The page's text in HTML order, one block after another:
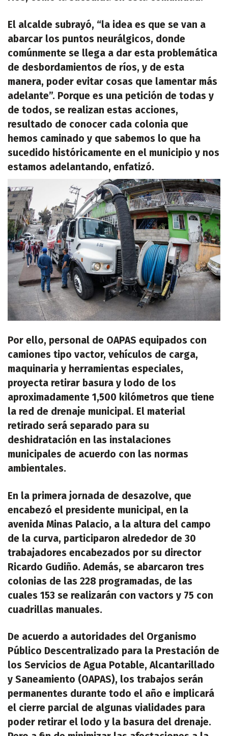
El alcalde subrayó, “la idea es que se van a
abarcar los puntos neurálgicos, donde
comúnmente se llega a dar esta problemática
de desbordamientos de ríos, y de esta
manera, poder evitar cosas que lamentar más
adelante”. Porque es una petición de todas y
de todos, se realizan estas acciones,
resultado de conocer cada colonia que
hemos caminado y que sabemos lo que ha
sucedido históricamente en el municipio y nos
estamos adelantando, enfatizó.
Por ello, personal de OAPAS equipados con
camiones tipo vactor, vehículos de carga,
maquinaria y herramientas especiales,
proyecta retirar basura y lodo de los
aproximadamente 1,500 kilómetros que tiene
la red de drenaje municipal. El material
retirado será separado para su
deshidratación en las instalaciones
municipales de acuerdo con las normas
ambientales.
En la primera jornada de desazolve, que
encabezó el presidente municipal, en la
avenida Minas Palacio, a la altura del campo
de la curva, participaron alrededor de 30
trabajadores encabezados por su director
Ricardo Gudiño. Además, se abarcaron tres
colonias de las 228 programadas, de las
cuales 153 se realizarán con vactors y 75 con
cuadrillas manuales.
De acuerdo a autoridades del Organismo
Público Descentralizado para la Prestación de
los Servicios de Agua Potable, Alcantarillado
y Saneamiento (OAPAS), los trabajos serán
permanentes durante todo el año e implicará
el cierre parcial de algunas vialidades para
poder retirar el lodo y la basura del drenaje.